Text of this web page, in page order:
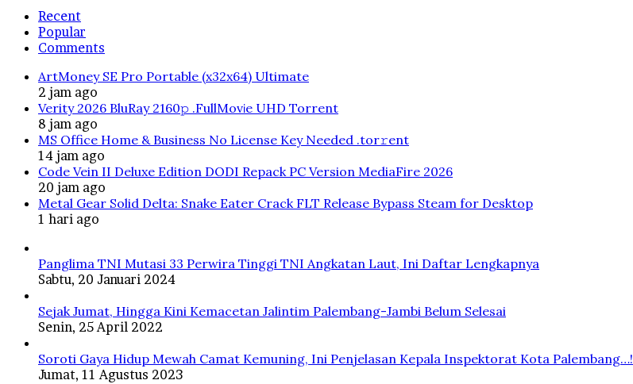
Recent
Popular
Comments
ArtMoney SE Pro Portable (x32x64) Ultimate
2 jam ago
Verity 2026 BluRay 2160𝚙 .FullMov𝗂e UHD Torrent
8 jam ago
MS Office Home & Business No License Key Needed .tоr𝚛еnt
14 jam ago
Code Vein II Deluxe Edition DODI Repack PC Version MediaFire 2026
20 jam ago
Metal Gear Solid Delta: Snake Eater Crack FLT Release Bypass Steam for Desktop
1 hari ago
Panglima TNI Mutasi 33 Perwira Tinggi TNI Angkatan Laut, Ini Daftar Lengkapnya
Sabtu, 20 Januari 2024
Sejak Jumat, Hingga Kini Kemacetan Jalintim Palembang-Jambi Belum Selesai
Senin, 25 April 2022
Soroti Gaya Hidup Mewah Camat Kemuning, Ini Penjelasan Kepala Inspektorat Kota Palembang…!
Jumat, 11 Agustus 2023